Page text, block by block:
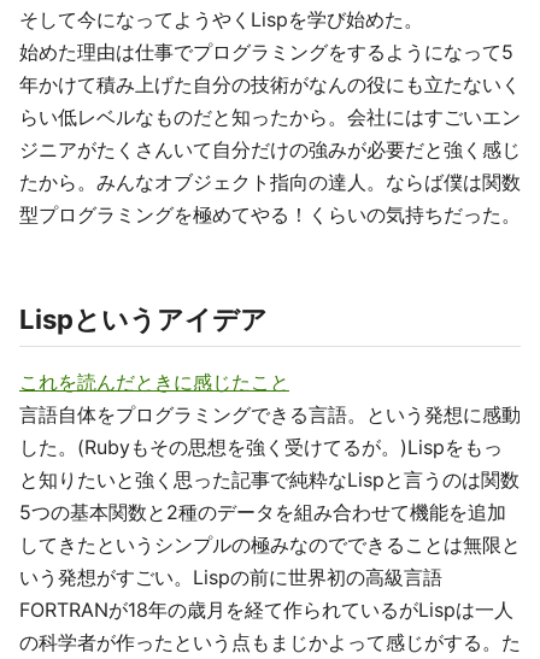
そして今になってようやくLispを学び始めた。
始めた理由は仕事でプログラミングをするようになって5
年かけて積み上げた自分の技術がなんの役にも立たないく
らい低レベルなものだと知ったから。会社にはすごいエン
ジニアがたくさんいて自分だけの強みが必要だと強く感じ
たから。みんなオブジェクト指向の達人。ならば僕は関数
型プログラミングを極めてやる！くらいの気持ちだった。
Lispというアイデア
これを読んだときに感じたこと
言語自体をプログラミングできる言語。という発想に感動
した。(Rubyもその思想を強く受けてるが。)Lispをもっ
と知りたいと強く思った記事で純粋なLispと言うのは関数
5つの基本関数と2種のデータを組み合わせて機能を追加
してきたというシンプルの極みなのでできることは無限と
いう発想がすごい。Lispの前に世界初の高級言語
FORTRANが18年の歳月を経て作られているがLispは一人
の科学者が作ったという点もまじかよって感じがする。た